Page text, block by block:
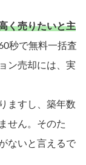
く売りたいと主
秒で無料一括査
ン売却には、実
ますし、築年数
せん。そのた
ないと言えるで